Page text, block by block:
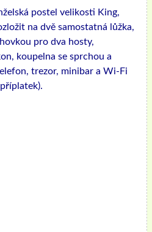
postel velikosti King,
na dvě samostatná lůžka,
pro dva hosty,
koupelna se sprchou a
trezor, minibar a Wi-Fi